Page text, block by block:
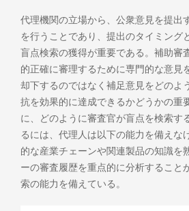
代理機関の立場から、公衆意見を提出
を行うことであり、提出のタイミング
盲点検索の獲得が重要である。補助審
的正確に審理するために専門的な意見
却下するのではなく補足意見をどのよ
抗を効果的に達成できるかどうかの重
に、どのように審査官が盲点を検索す
るには、代理人は以下の能力を備えな
的な産業チェーンや関連製品の知識を
ーの審査履歴を重点的に分析すること
索の能力を備えている。